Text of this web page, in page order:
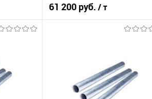
61 200 руб. / т
Купить в 1 клик
Сравнение
В избранное